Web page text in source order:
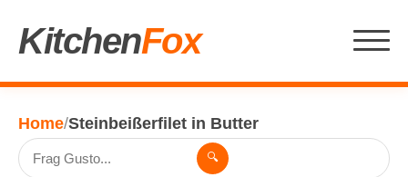
KitchenFox
Home/Steinbeißerfilet in Butter
🔍